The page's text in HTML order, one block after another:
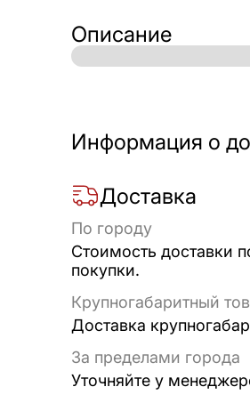
Описание
Информация о
Доставка
По городу
Стоимость доставки
покупки.
Крупногабаритный
Доставка
За пределами города
Уточняйте у